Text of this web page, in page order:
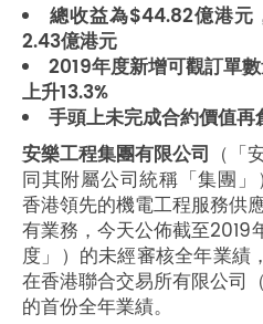
總收益為$44.82億港元
2.43億港元
2019年度新增可觀訂單
上升13.3%
手頭上未完成合約價值
安樂工程集團有限公司 （
同其附屬公司統稱「集團
香港領先的機電工程服務供
有業務，今天公佈截至2019
度」）的未經審核全年業績
在香港聯合交易所有限公司
的首份全年業績。